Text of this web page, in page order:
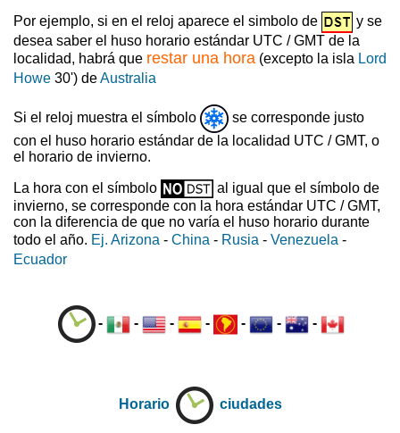
Por ejemplo, si en el reloj aparece el simbolo de
y se
desea saber el huso horario estándar UTC / GMT de la
localidad, habrá que restar una hora (excepto la isla Lord
Howe 30') deAustralia
Si el reloj muestra el símbolo
se corresponde justo
con el huso horario estándar de la localidad UTC / GMT, o
el horario de invierno.
La hora con el símbolo
al igual que el símbolo de
invierno, se corresponde con la hora estándar UTC / GMT,
con la diferencia de que no varía el huso horario durante
todo el año. Ej. Arizona - China - Rusia - Venezuela -
Ecuador
- - - - - - -
Horario ciudades